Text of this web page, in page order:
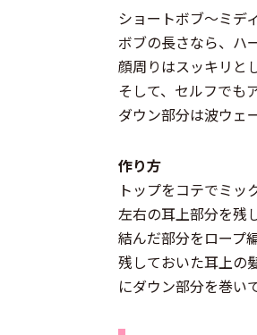
ショートボブ〜ミデ
ボブの長さなら、ハ
顔周りはスッキリと
そして、セルフでも
ダウン部分は波ウェ
作り方
トップをコテでミッ
左右の耳上部分を残
結んだ部分をロープ
残しておいた耳上の
にダウン部分を巻い